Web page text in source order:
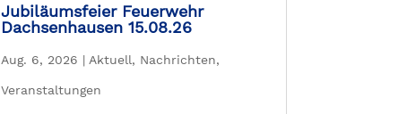
Jubiläumsfeier Feuerwehr
Dachsenhausen 15.08.26
Aug. 6, 2026 | Aktuell, Nachrichten,
Veranstaltungen